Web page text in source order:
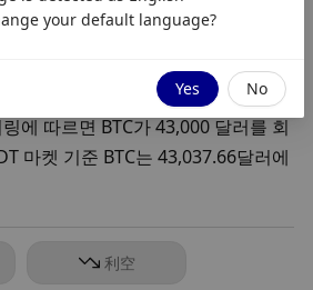
에 따르면 BTC가 43,000 달러를 회
마켓 기준 BTC는 43,037.66달러에
利空
your default language?
Yes No